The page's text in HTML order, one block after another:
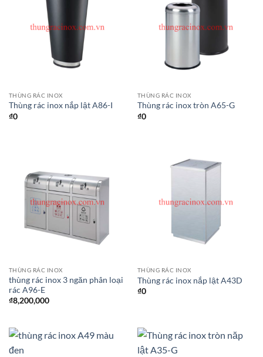
THÙNG RÁC INOX
Thùng rác inox nắp lật A86-I
₫0
THÙNG RÁC INOX
Thùng rác inox tròn A65-G
₫0
THÙNG RÁC INOX
thùng rác inox 3 ngăn phân loại
rác A96-E
₫8,200,000
THÙNG RÁC INOX
Thùng rác inox nắp lật A43D
₫0